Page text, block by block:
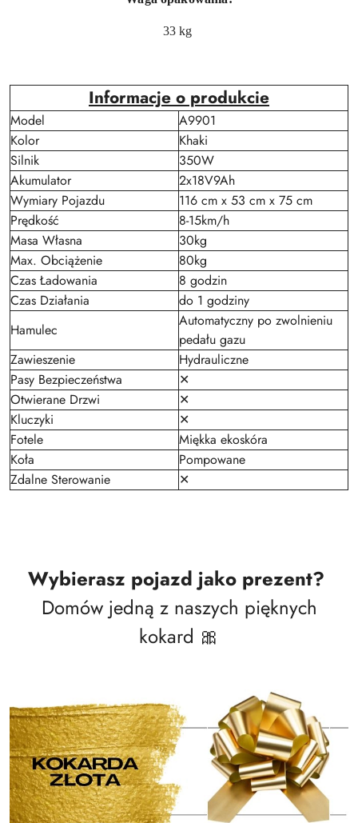
33 kg
Informacje o produkcie
Model
A9901
Kolor
Khaki
Silnik
350W
Akumulator
2x18V9Ah
Wymiary Pojazdu
116 cm x 53 cm x 75 cm
Prędkość
8-15km/h
Masa Własna
30kg
Max. Obciążenie
80kg
Czas Ładowania
8 godzin
Czas Działania
do 1 godziny
Hamulec
Automatyczny po zwolnieniu
pedału gazu
Zawieszenie
Hydrauliczne
Pasy Bezpieczeństwa
✕
Otwierane Drzwi
✕
Kluczyki
✕
Fotele
Miękka ekoskóra
Koła
Pompowane
Zdalne Sterowanie
✕
Wybierasz pojazd jako prezent?
Domów jedną z naszych pięknych
kokard 🎀